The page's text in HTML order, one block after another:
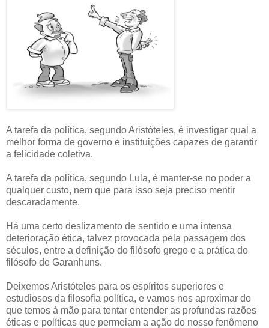
A tarefa da política, segundo Aristóteles, é investigar qual a
melhor forma de governo e instituições capazes de garantir
a felicidade coletiva.
A tarefa da política, segundo Lula, é manter-se no poder a
qualquer custo, nem que para isso seja preciso mentir
descaradamente.
Há uma certo deslizamento de sentido e uma intensa
deterioração ética, talvez provocada pela passagem dos
séculos, entre a definição do filósofo grego e a prática do
filósofo de Garanhuns.
Deixemos Aristóteles para os espíritos superiores e
estudiosos da filosofia política, e vamos nos aproximar do
que temos à mão para tentar entender as profundas razões
éticas e políticas que permeiam a ação do nosso fenômeno